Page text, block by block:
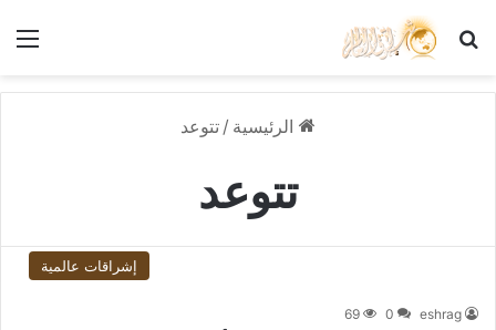
بحث عن
الرئيسية / تتوعد
تتوعد
إشراقات عالمية
eshrag
0
69